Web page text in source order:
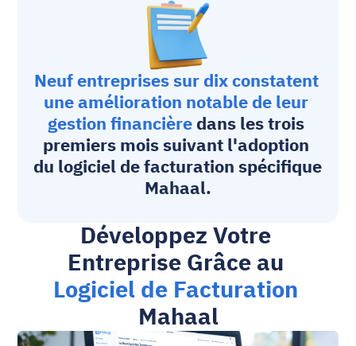
Neuf entreprises sur dix constatent
une amélioration notable de leur
gestion financière dans les trois
premiers mois suivant l'adoption
du logiciel de facturation spécifique
Mahaal.
Développez Votre
Logiciel de Facturation
Mahaal